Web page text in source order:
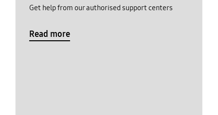
Get help from our authorised support centers
Read more